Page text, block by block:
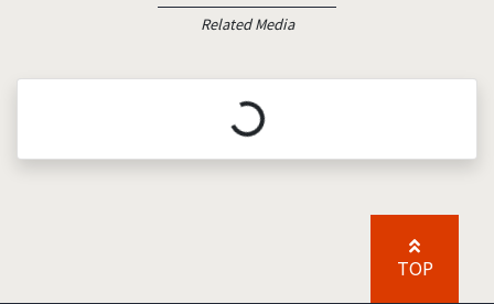
Related Media
載入中...
TOP